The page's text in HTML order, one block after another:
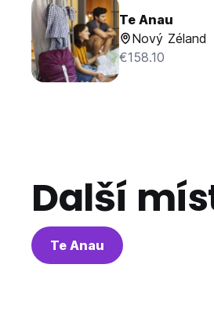
Te Anau
Nový Zéland
€158.10
Další
Te Anau